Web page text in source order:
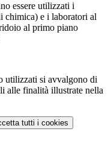
essere utilizzati i
chimica) e i laboratori al
al primo piano
utilizzati si avvalgono di
alle finalità illustrate nella
tutti i cookies